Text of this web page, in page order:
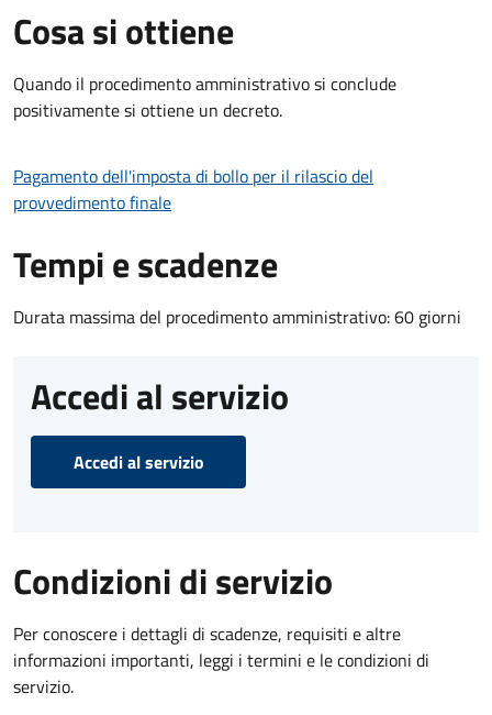
Cosa si ottiene
Quando il procedimento amministrativo si conclude
positivamente si ottiene un decreto.
Pagamento dell'imposta di bollo per il rilascio del
provvedimento finale
Tempi e scadenze
Durata massima del procedimento amministrativo: 60 giorni
Accedi al servizio
Accedi al servizio
Condizioni di servizio
Per conoscere i dettagli di scadenze, requisiti e altre
informazioni importanti, leggi i termini e le condizioni di
servizio.